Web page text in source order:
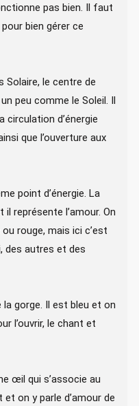
pas bien. Il faut
bien gérer ce
Solaire, le centre de
peu comme le Soleil. Il
d’énergie
que l’ouverture aux
point d’énergie. La
représente l’amour. On
rouge, mais ici c’est
des autres et des
gorge. Il est bleu et on
l’ouvrir, le chant et
œil qui s’associe au
on y parle d’amour de